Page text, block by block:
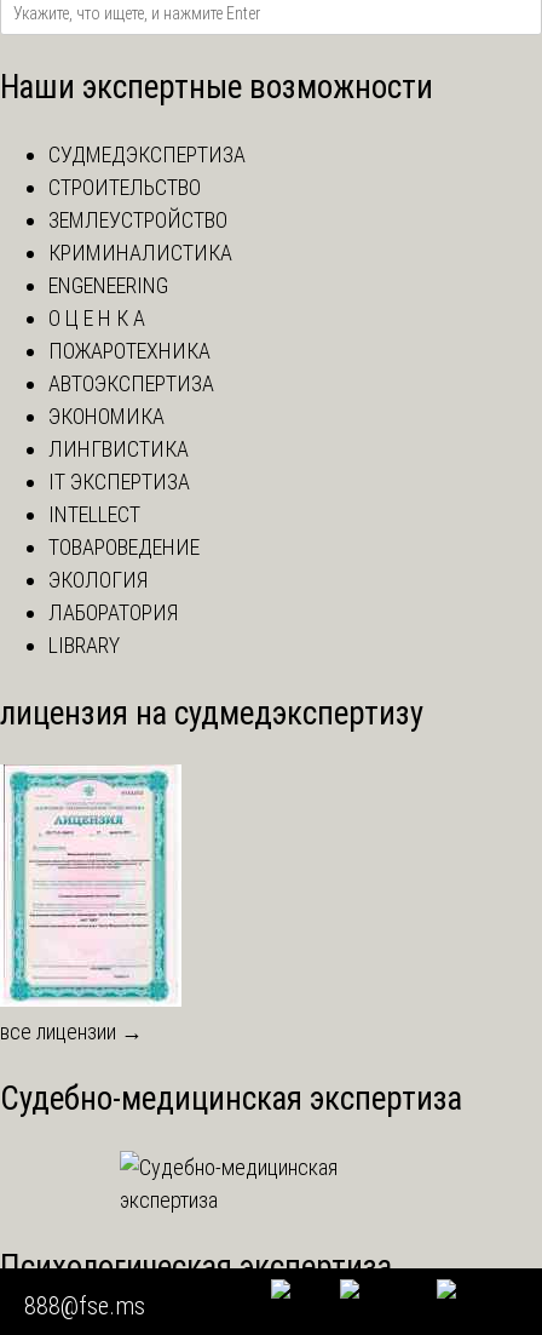
Наши экспертные возможности
СУДМЕДЭКСПЕРТИЗА
СТРОИТЕЛЬСТВО
ЗЕМЛЕУСТРОЙСТВО
КРИМИНАЛИСТИКА
ENGENEERING
О Ц Е Н К А
ПОЖАРОТЕХНИКА
АВТОЭКСПЕРТИЗА
ЭКОНОМИКА
ЛИНГВИСТИКА
IT ЭКСПЕРТИЗА
INTELLECT
ТОВАРОВЕДЕНИЕ
ЭКОЛОГИЯ
ЛАБОРАТОРИЯ
LIBRARY
лицензия на судмедэкспертизу
все лицензии →
Судебно-медицинская экспертиза
Психологическая экспертиза
888@fse.ms